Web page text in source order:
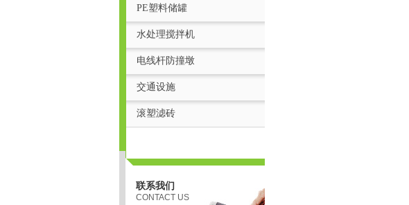
PE塑料储罐
水处理搅拌机
电线杆防撞墩
交通设施
滚塑滤砖
联系我们
CONTACT US